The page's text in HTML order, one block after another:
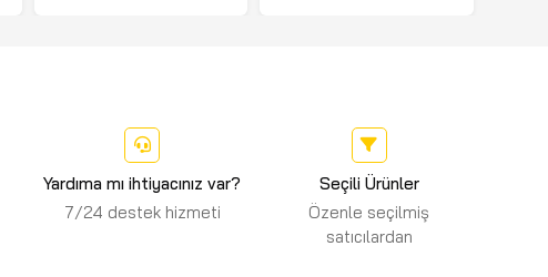
Yardıma mı ihtiyacınız var?
7/24 destek hizmeti
Seçili Ürünler
Özenle seçilmiş
satıcılardan